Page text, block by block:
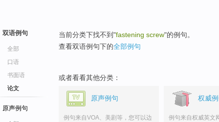
双语例句
全部
口语
书面语
论文
原声例句
当前分类下找不到"fastening screw"的例句。
查看双语例句下的全部例句
或者看看其他分类：
原声例句
例句来自VOA、美剧等，您可以边
权威
例句来自权威英文